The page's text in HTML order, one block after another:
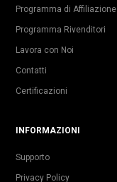
Programma di Affiliazione
Programma Rivenditori
Lavora con Noi
Contatti
Certificazioni
INFORMAZIONI
Supporto
Privacy Policy